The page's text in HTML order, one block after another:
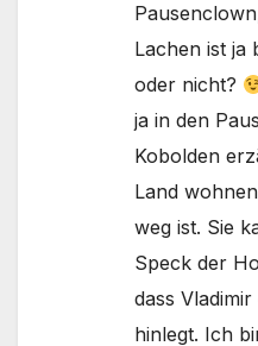
Lachen ist ja
oder nicht?
ja in den
Kobolden
Land
weg ist. Sie
Speck der
dass
hinlegt. Ich